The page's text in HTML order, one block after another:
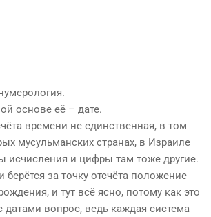
основе её – дате.
времени не единственная, в том
мусульманских странах, в Израиле
исчисления и цифры там тоже другие.
берётся за точку отсчёта положение
и тут всё ясно, потому как это
датами вопрос, ведь каждая система